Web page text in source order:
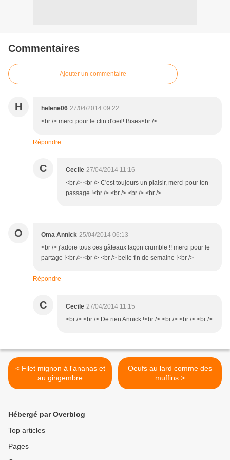
Commentaires
Ajouter un commentaire
H helene06 27/04/2014 09:22
<br /> merci pour le clin d'oeil! Bises<br />
Répondre
C Cecile 27/04/2014 11:16
<br /> <br /> C'est toujours un plaisir, merci pour ton
passage !<br /> <br /> <br /> <br />
O Oma Annick 25/04/2014 06:13
<br /> j'adore tous ces gâteaux façon crumble !! merci pour le
partage !<br /> <br /> <br /> belle fin de semaine !<br />
Répondre
C Cecile 27/04/2014 11:15
<br /> <br /> De rien Annick !<br /> <br /> <br /> <br />
< Filet mignon à l'ananas et
au gingembre
Oeufs au lard comme des
muffins >
Hébergé par Overblog
Top articles
Pages